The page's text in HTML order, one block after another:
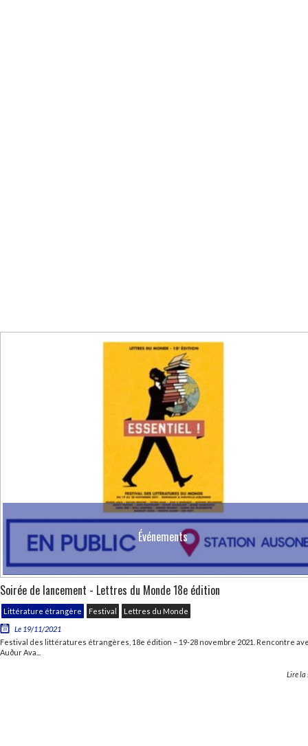
Événements
Soirée de lancement - Lettres du Monde 18e édition
Littérature étrangère Festival
Lettres du Monde
Le 19/11/2021
Festival des littératures étrangères, 18e édition – 19-28 novembre 2021. Rencontre
Auður Ava...
Lire la